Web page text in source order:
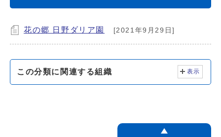
花の郷 日野ダリア園 [2021年9月29日]
この分類に関連する組織 表示